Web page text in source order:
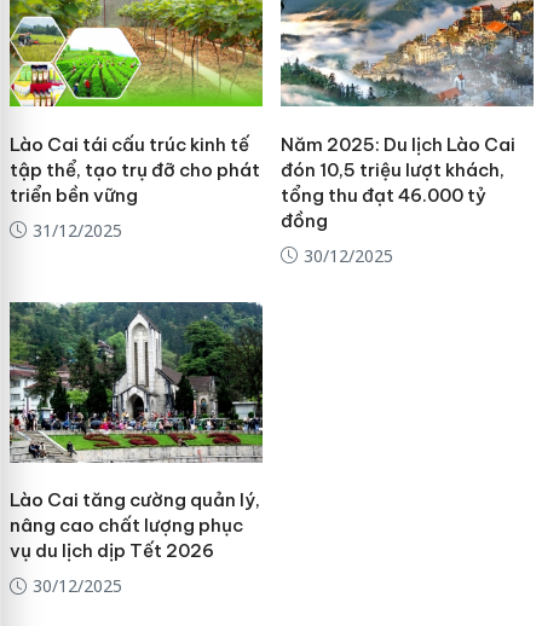
Lào Cai tái cấu trúc kinh tế
tập thể, tạo trụ đỡ cho phát
triển bền vững
31/12/2025
Năm 2025: Du lịch Lào Cai
đón 10,5 triệu lượt khách,
tổng thu đạt 46.000 tỷ
đồng
30/12/2025
Lào Cai tăng cường quản lý,
nâng cao chất lượng phục
vụ du lịch dịp Tết 2026
30/12/2025